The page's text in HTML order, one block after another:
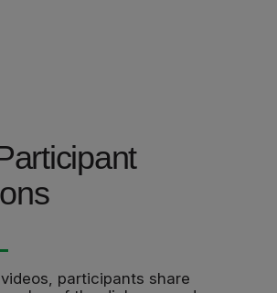
participants share